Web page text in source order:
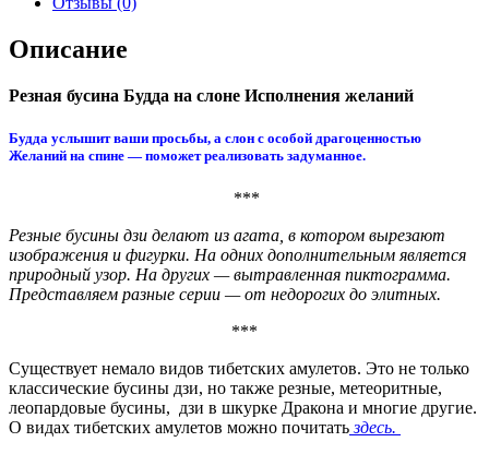
Описание
Резная бусина Будда на слоне Исполнения желаний
Будда услышит ваши просьбы, а слон с особой драгоценностью
Желаний на спине — поможет реализовать задуманное.
***
Резные бусины дзи делают из агата, в котором вырезают
изображения и фигурки. На одних дополнительным является
природный узор. На других — вытравленная пиктограмма.
Представляем разные серии — от недорогих до элитных.
***
Существует немало видов тибетских амулетов. Это не только
классические бусины дзи, но также резные, метеоритные,
леопардовые бусины, дзи в шкурке Дракона и многие другие.
О видах тибетских амулетов можно почитатьздесь.